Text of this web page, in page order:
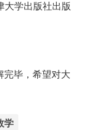
大学出版社出版
毕，希望对大
学